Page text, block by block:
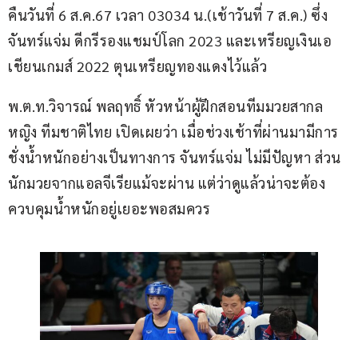
คืนวันที่ 6 ส.ค.67 เวลา 03034 น.(เช้าวันที่ 7 ส.ค.) ซึ่ง
จันทร์แจ่ม ดีกรีรองแชมป์โลก 2023 และเหรียญเงินเอ
เชียนเกมส์ 2022 ตุนเหรียญทองแดงไว้แล้ว
พ.ต.ท.วิจารณ์ พลฤทธิ์ หัวหน้าผู้ฝึกสอนทีมมวยสากล
หญิง ทีมชาติไทย เปิดเผยว่า เมื่อช่วงเช้าที่ผ่านมามีการ
ชั่งน้ำหนักอย่างเป็นทางการ จันทร์แจ่ม ไม่มีปัญหา ส่วน
นักมวยจากแอลจีเรียแม้จะผ่าน แต่ว่าดูแล้วน่าจะต้อง
ควบคุมน้ำหนักอยู่เยอะพอสมควร